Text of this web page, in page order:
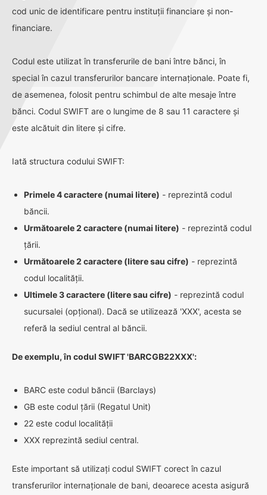
cod unic de identificare pentru instituții financiare și non-
financiare.
Codul este utilizat în transferurile de bani între bănci, în
special în cazul transferurilor bancare internaționale. Poate fi,
de asemenea, folosit pentru schimbul de alte mesaje între
bănci. Codul SWIFT are o lungime de 8 sau 11 caractere și
este alcătuit din litere și cifre.
Iată structura codului SWIFT:
Primele 4 caractere (numai litere) - reprezintă codul
băncii.
Următoarele 2 caractere (numai litere) - reprezintă codul
țării.
Următoarele 2 caractere (litere sau cifre) - reprezintă
codul localității.
Ultimele 3 caractere (litere sau cifre) - reprezintă codul
sucursalei (opțional). Dacă se utilizează 'XXX', acesta se
referă la sediul central al băncii.
De exemplu, în codul SWIFT 'BARCGB22XXX':
BARC este codul băncii (Barclays)
GB este codul țării (Regatul Unit)
22 este codul localității
XXX reprezintă sediul central.
Este important să utilizați codul SWIFT corect în cazul
transferurilor internaționale de bani, deoarece acesta asigură